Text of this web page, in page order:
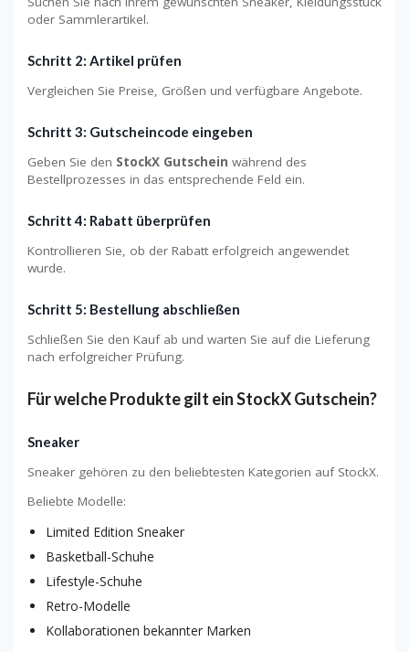
oder Sammlerartikel.
Schritt 2: Artikel prüfen
Vergleichen Sie Preise, Größen und verfügbare Angebote.
Schritt 3: Gutscheincode eingeben
Geben Sie den StockX Gutschein während des
Bestellprozesses in das entsprechende Feld ein.
Schritt 4: Rabatt überprüfen
Kontrollieren Sie, ob der Rabatt erfolgreich angewendet
wurde.
Schritt 5: Bestellung abschließen
Schließen Sie den Kauf ab und warten Sie auf die Lieferung
nach erfolgreicher Prüfung.
Für welche Produkte gilt ein StockX Gutschein?
Sneaker
Sneaker gehören zu den beliebtesten Kategorien auf StockX.
Beliebte Modelle:
Limited Edition Sneaker
Basketball-Schuhe
Lifestyle-Schuhe
Retro-Modelle
Kollaborationen bekannter Marken